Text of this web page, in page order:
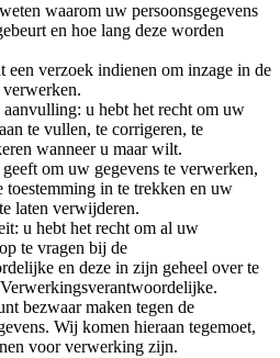
waarom uw persoonsgegevens
en hoe lang deze worden
een verzoek indienen om inzage in de
u hebt het recht om uw
te vullen, te corrigeren, te
wanneer u maar wilt.
om uw gegevens te verwerken,
toestemming in te trekken en uw
laten verwijderen.
u hebt het recht om al uw
te vragen bij de
en deze in zijn geheel over te
bezwaar maken tegen de
Wij komen hieraan tegemoet,
voor verwerking zijn.